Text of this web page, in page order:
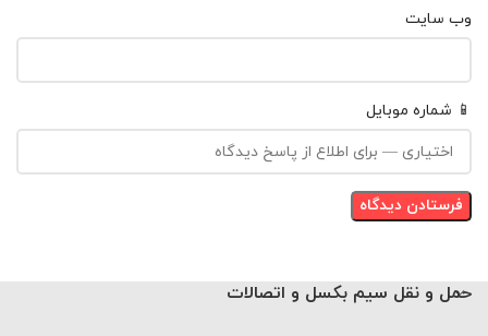
وب‌ سایت
📱 شماره موبایل
حمل و نقل سیم بکسل و اتصالات